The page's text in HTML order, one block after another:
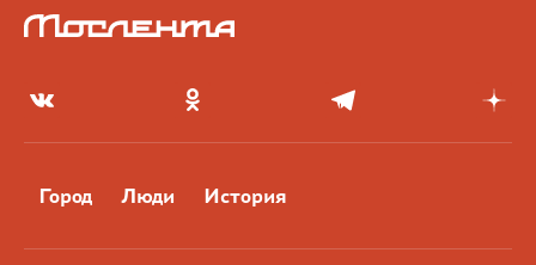
Город Люди История